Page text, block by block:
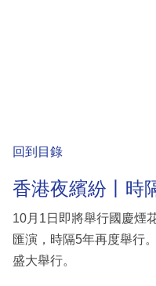
回到目錄
香港夜繽紛丨時
10月1日即將舉行國慶煙
匯演，時隔5年再度舉行
盛大舉行。